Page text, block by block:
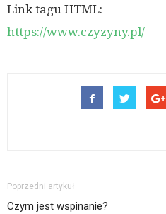
Link tagu HTML:
https://www.czyzyny.pl/
Poprzedni artykuł
Czym jest wspinanie?